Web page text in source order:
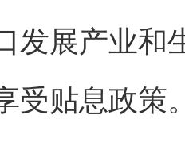
发展产业和
受贴息政策